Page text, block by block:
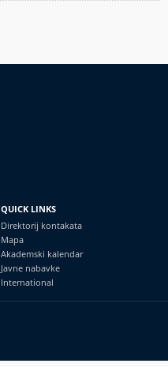
QUICK LINKS
Direktorij kontakata
Mapa
Akademski kalendar
Javne nabavke
International